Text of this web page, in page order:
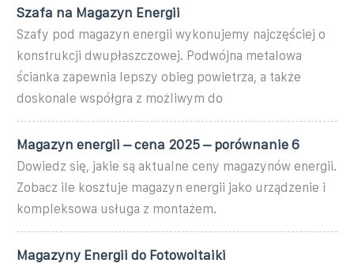
Szafa na Magazyn Energii
Szafy pod magazyn energii wykonujemy najczęściej o
konstrukcji dwupłaszczowej. Podwójna metalowa
ścianka zapewnia lepszy obieg powietrza, a także
doskonale współgra z możliwym do
Magazyn energii – cena 2025 – porównanie 6
Dowiedz się, jakie są aktualne ceny magazynów energii.
Zobacz ile kosztuje magazyn energii jako urządzenie i
kompleksowa usługa z montażem.
Magazyny Energii do Fotowoltaiki